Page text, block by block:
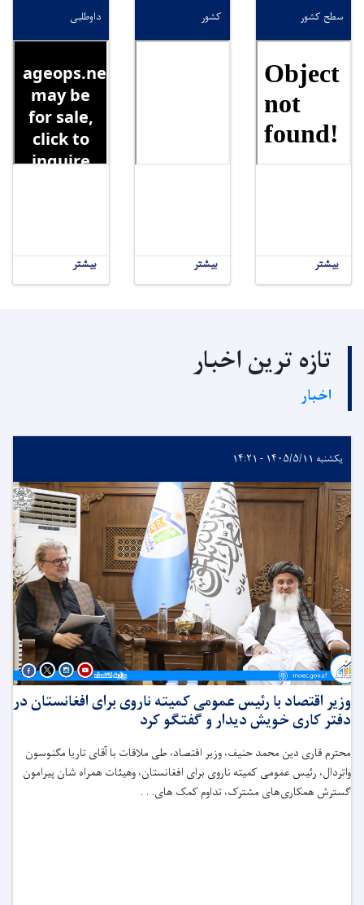
سطح کشور
بیشتر
کشور
بیشتر
داوطلبی
بیشتر
تازه ترین اخبار
اخبار
یکشنبه ۱۴۰۵/۵/۱۱ - ۱۴:۲۱
وزیر اقتصاد با رئیس عمومی کمیته ناروی برای افغانستان در
دفتر کاری خویش دیدار و گفتگو کرد
محترم قاری دین ‌محمد حنیف، وزیر اقتصاد، طی ملاقات با آقای تاریا مگنوسون
واتردال، رئیس عمومی کمیته ناروی برای افغانستان، وهیئات همراه شان پیرامون
گسترش همکاری‌های مشترک، تداوم کمک های. . .